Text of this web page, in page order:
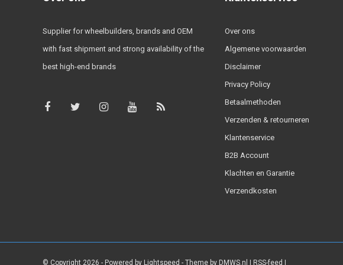
Supplier for wheelbuilders, brands and OEM
with fast shipment and strong availability of the
best high-end brands
Over ons
Algemene voorwaarden
Disclaimer
Privacy Policy
Betaalmethoden
Verzenden & retourneren
Klantenservice
B2B Account
Klachten en Garantie
Verzendkosten
© Copyright 2026 - Powered by Lightspeed - Theme by DMWS.nl | RSS-feed |